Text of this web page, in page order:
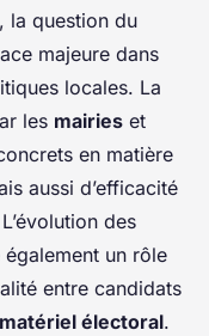
enjeux,
la question du
majeure dans
locales. La
les mairies et
en matière
aussi d’efficacité
des
un rôle
entre candidats
matériel électoral.